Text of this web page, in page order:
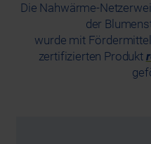
Die Nahwärme-
der
wurde mit
zertifizierten Produkt